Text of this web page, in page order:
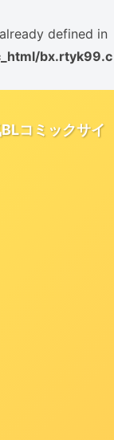
defined in
bx.rtyk99.c
コミックサイ